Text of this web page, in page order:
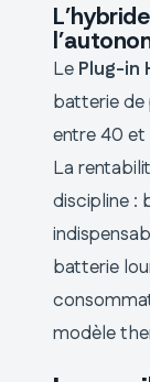
Le Plug-in
batterie de
entre 40 et
La
discipline :
batterie
modèle